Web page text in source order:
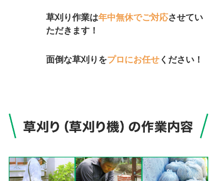
草刈り作業は年中無休でご対応させてい
ただきます！
面倒な草刈りをプロにお任せ ください！